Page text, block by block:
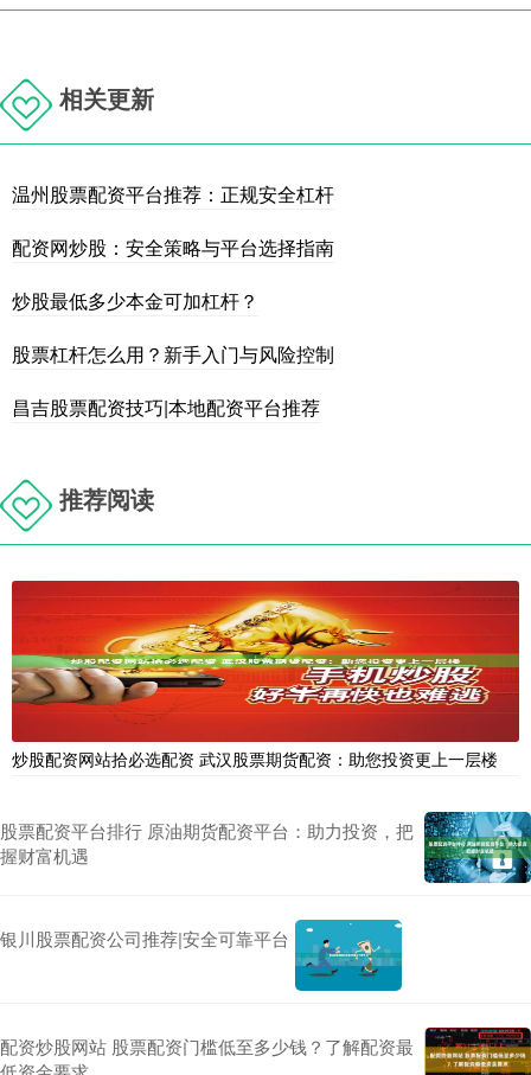
相关更新
温州股票配资平台推荐：正规安全杠杆
配资网炒股：安全策略与平台选择指南
炒股最低多少本金可加杠杆？
股票杠杆怎么用？新手入门与风险控制
昌吉股票配资技巧|本地配资平台推荐
推荐阅读
炒股配资网站拾必选配资 武汉股票期货配资：助您投资更上一层楼
股票配资平台排行 原油期货配资平台：助力投资，把
握财富机遇
银川股票配资公司推荐|安全可靠平台
配资炒股网站 股票配资门槛低至多少钱？了解配资最